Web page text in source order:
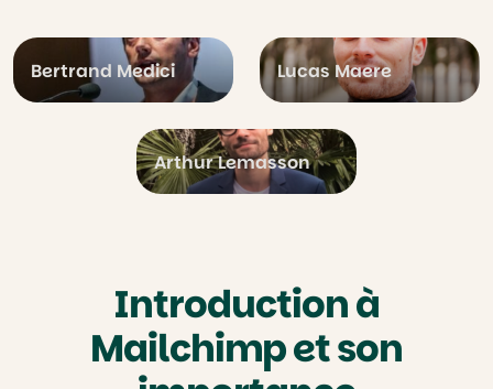
Bertrand Medici Lucas Maere
Arthur Lemasson
Introduction à
Mailchimp et son